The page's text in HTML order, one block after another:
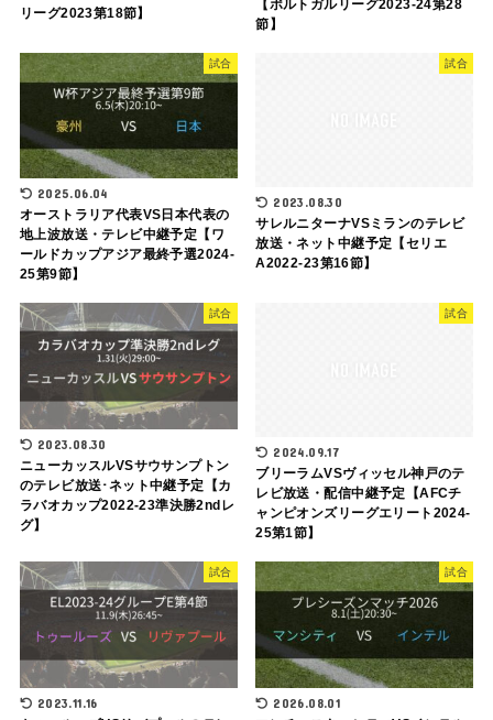
リーグ2023第18節】
【ポルトガルリーグ2023-24第28
節】
試合
2025.06.04
オーストラリア代表VS日本代表の
地上波放送・テレビ中継予定【ワ
ールドカップアジア最終予選2024-
25第9節】
試合
2023.08.30
サレルニターナVSミランのテレビ
放送・ネット中継予定【セリエ
A2022-23第16節】
試合
2023.08.30
ニューカッスルVSサウサンプトン
のテレビ放送･ネット中継予定【カ
ラバオカップ2022-23準決勝2ndレ
グ】
試合
2024.09.17
ブリーラムVSヴィッセル神戸のテ
レビ放送・配信中継予定【AFCチ
ャンピオンズリーグエリート2024-
25第1節】
試合
2023.11.16
試合
2026.08.01